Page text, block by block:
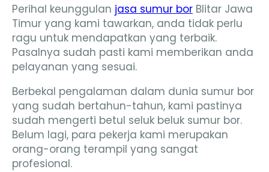
Perihal keunggulan jasa sumur bor Blitar Jawa
Timur yang kami tawarkan, anda tidak perlu
ragu untuk mendapatkan yang terbaik.
Pasalnya sudah pasti kami memberikan anda
pelayanan yang sesuai.
Berbekal pengalaman dalam dunia sumur bor
yang sudah bertahun-tahun, kami pastinya
sudah mengerti betul seluk beluk sumur bor.
Belum lagi, para pekerja kami merupakan
orang-orang terampil yang sangat
profesional.